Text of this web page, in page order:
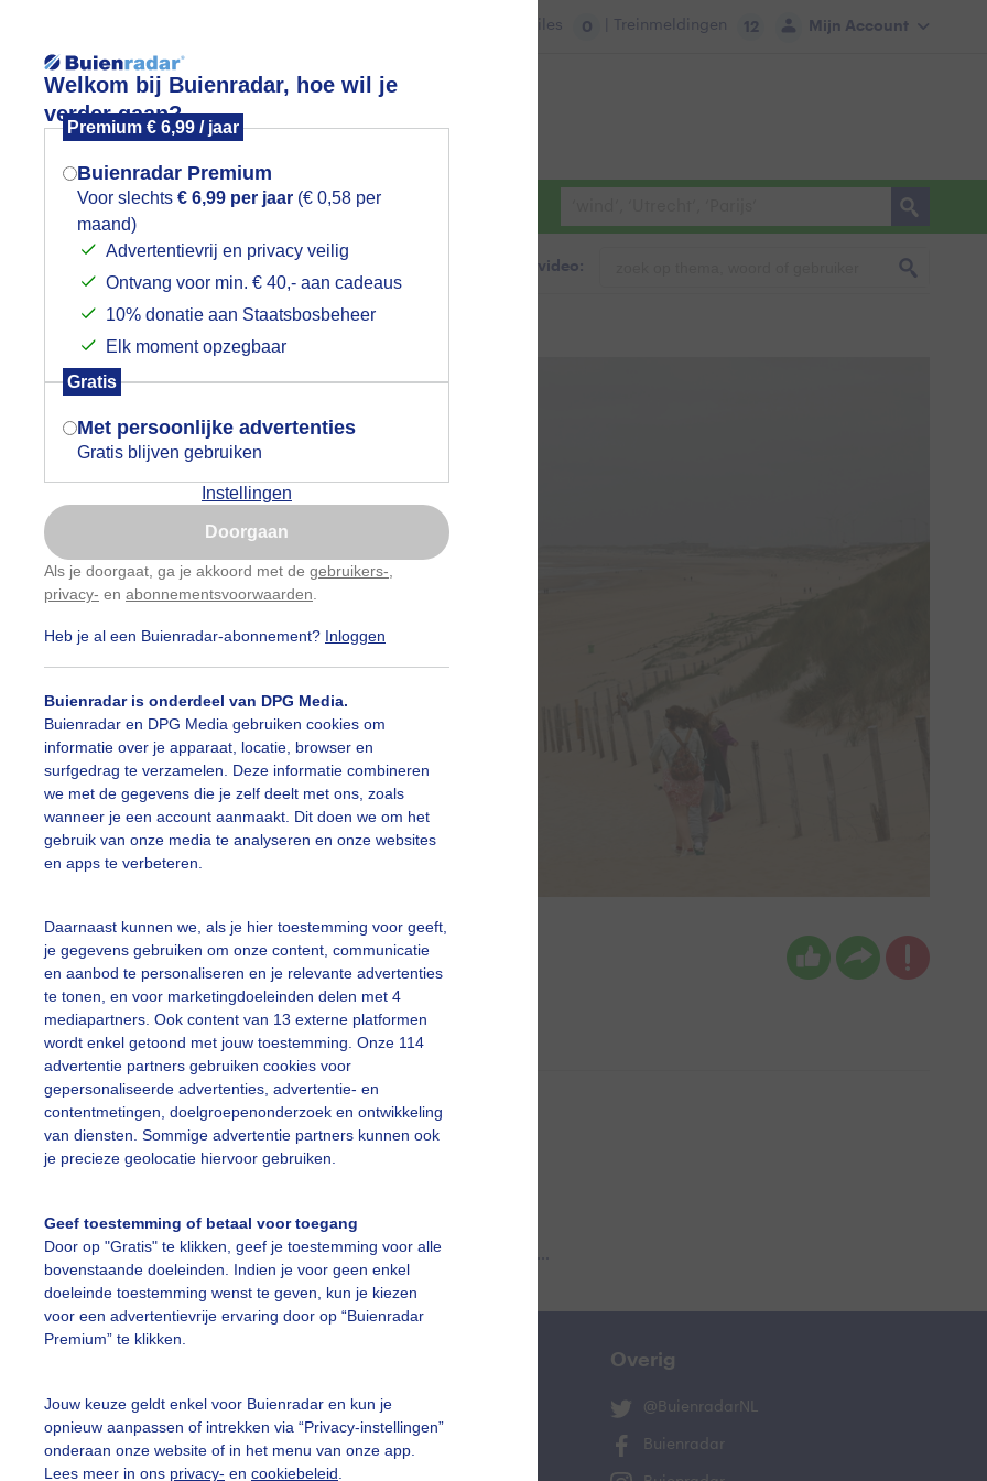
Welkom bij Buienradar, hoe wil je
verder gaan?
Premium € 6,99 / jaar
Buienradar Premium
Voor slechts € 6,99 per jaar (€ 0,58 per
maand)
Advertentievrij en privacy veilig
Ontvang voor min. € 40,- aan cadeaus
10% donatie aan Staatsbosbeheer
Elk moment opzegbaar
Gratis
Met persoonlijke advertenties
Gratis blijven gebruiken
Instellingen
Doorgaan
Als je doorgaat, ga je akkoord met de gebruikers-
privacy- en abonnementsvoorwaarden
Heb je al een Buienradar-abonnement? Inloggen
Buienradar is onderdeel van DPG Media.
Buienradar en DPG Media gebruiken cookies om
informatie over je apparaat, locatie, browser en
surfgedrag te verzamelen. Deze informatie combineren
we met de gegevens die je zelf deelt met ons, zoals
wanneer je een account aanmaakt. Dit doen we om het
gebruik van onze media te analyseren en onze websites
en apps te verbeteren.
Daarnaast kunnen we, als je hier toestemming voor geeft,
je gegevens gebruiken om onze content, communicatie
en aanbod te personaliseren en je relevante advertenties
te tonen, en voor marketingdoeleinden delen met 4
mediapartners. Ook content van 13 externe platformen
wordt enkel getoond met jouw toestemming. Onze 114
advertentie partners gebruiken cookies voor
gepersonaliseerde advertenties, advertentie- en
contentmetingen, doelgroepenonderzoek en ontwikkeling
van diensten. Sommige advertentie partners kunnen ook
je precieze geolocatie hiervoor gebruiken.
Geef toestemming of betaal voor toegang
Door op "Gratis" te klikken, geef je toestemming voor alle
bovenstaande doeleinden. Indien je voor geen enkel
doeleinde toestemming wenst te geven, kun je kiezen
voor een advertentievrije ervaring door op “Buienradar
Premium” te klikken.
Jouw keuze geldt enkel voor Buienradar en kun je
opnieuw aanpassen of intrekken via “Privacy-instellingen”
onderaan onze website of in het menu van onze app.
Lees meer in ons privacy- en cookiebeleid
Mijn Account
Files 0 | Treinmeldingen 12
Foto en video Weerzine
Zoeken in foto & video:
geen blauwe lucht vandaag aan zee
Layla Wijsmuller-Vafi
Lente
slideshow
Een moment geduld aub...
vragen
De Bilt
Overig
@BuienradarNL
Buienradar
Mogen we je locatie gebruiken voor
het weer?
Indien je hier nog geen akkoord op hebt
gegeven, verschijnt er zo een pop-up uit
je browser waarin deze toestemming
gevraagd wordt.
Is goed, toon de popup
Nu niet, misschien later
Gebruik je Safari en wil je niet elke dag deze pop-up
Klikhierom dit aan te passen